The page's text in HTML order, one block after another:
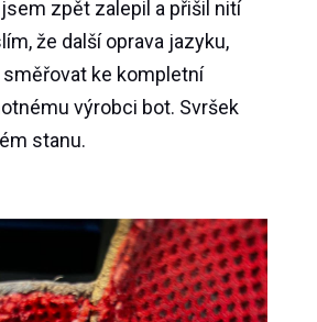
zpět zalepil a přišil nití
že další oprava jazyku,
ke kompletní
výrobci bot. Svršek
stanu.